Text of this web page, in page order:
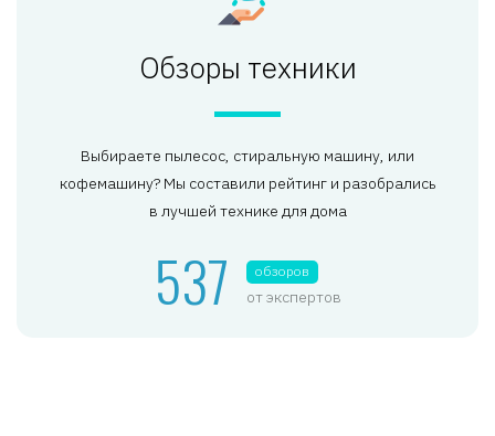
Обзоры техники
Выбираете пылесос, стиральную машину, или
кофемашину? Мы составили рейтинг и разобрались
в лучшей технике для дома
537 обзоров
от экспертов